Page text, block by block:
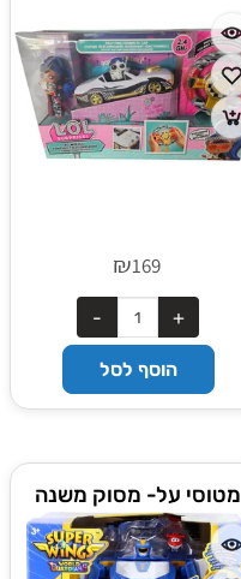
₪169
הוסף לסל
מטוסי על- מסוק משנה
צורה עונה 6